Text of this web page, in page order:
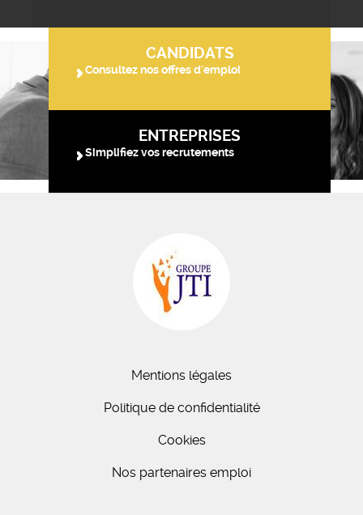
CANDIDATS
Consultez nos offres d'emploi
ENTREPRISES
Simplifiez vos recrutements
Mentions légales
Politique de confidentialité
Cookies
Nos partenaires emploi